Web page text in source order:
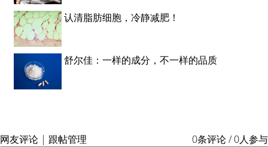
认清脂肪细胞，冷静减肥！
舒尔佳：一样的成分，不一样的品质
网友评论 | 跟帖管理 0条评论 / 0人参与